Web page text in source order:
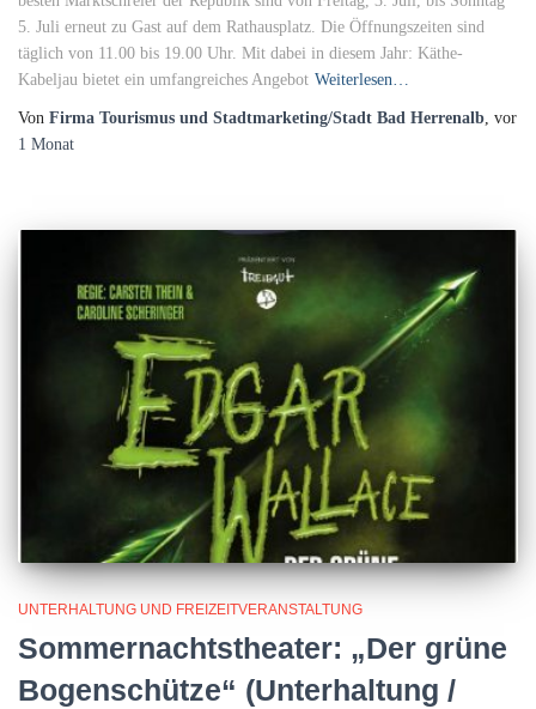
5. Juli erneut zu Gast auf dem Rathausplatz. Die Öffnungszeiten sind
täglich von 11.00 bis 19.00 Uhr. Mit dabei in diesem Jahr: Käthe-
Kabeljau bietet ein umfangreiches Angebot Weiterlesen…
Von Firma Tourismus und Stadtmarketing/Stadt Bad Herrenalb , vor
1 Monat
UNTERHALTUNG UND FREIZEITVERANSTALTUNG
Sommernachtstheater: „Der grüne
Bogenschütze“ (Unterhaltung /